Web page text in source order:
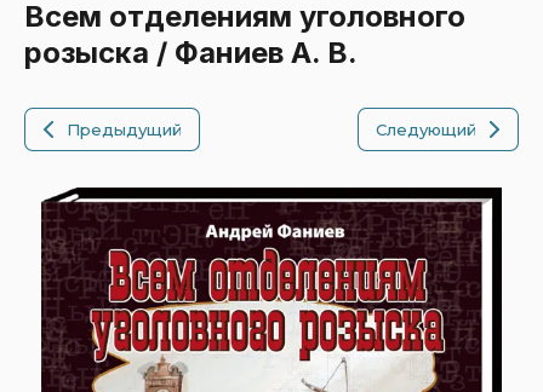
Всем отделениям уголовного
розыска / Фаниев А. В.
Предыдущий Следующий